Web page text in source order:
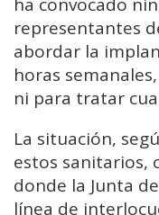
ha convocado
representantes
abordar la
horas
ni para tratar
La situación,
estos sanitarios,
donde la Junta
línea de